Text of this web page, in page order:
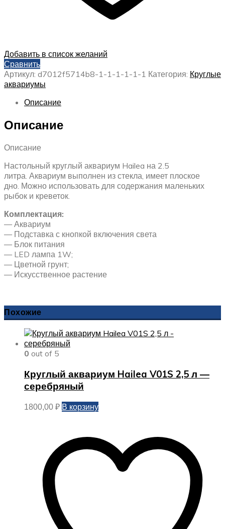
Добавить в список желаний
Сравнить
Артикул: d7012f5714b8-1-1-1-1-1-1 Категория: Круглые
аквариумы
Описание
Описание
Описание
Настольный круглый аквариум Hailea на 2.5
литра. Аквариум выполнен из стекла, имеет плоское
дно. Можно использовать для содержания маленьких
рыбок и креветок.
Комплектация:
— Аквариум
— Подставка с кнопкой включения света
— Блок питания
— LED лампа 1W;
— Цветной грунт;
— Искусственное растение
Похожие
0 out of 5
Круглый аквариум Hailea V01S 2,5 л —
серебряный
1800,00 ₽ В корзину